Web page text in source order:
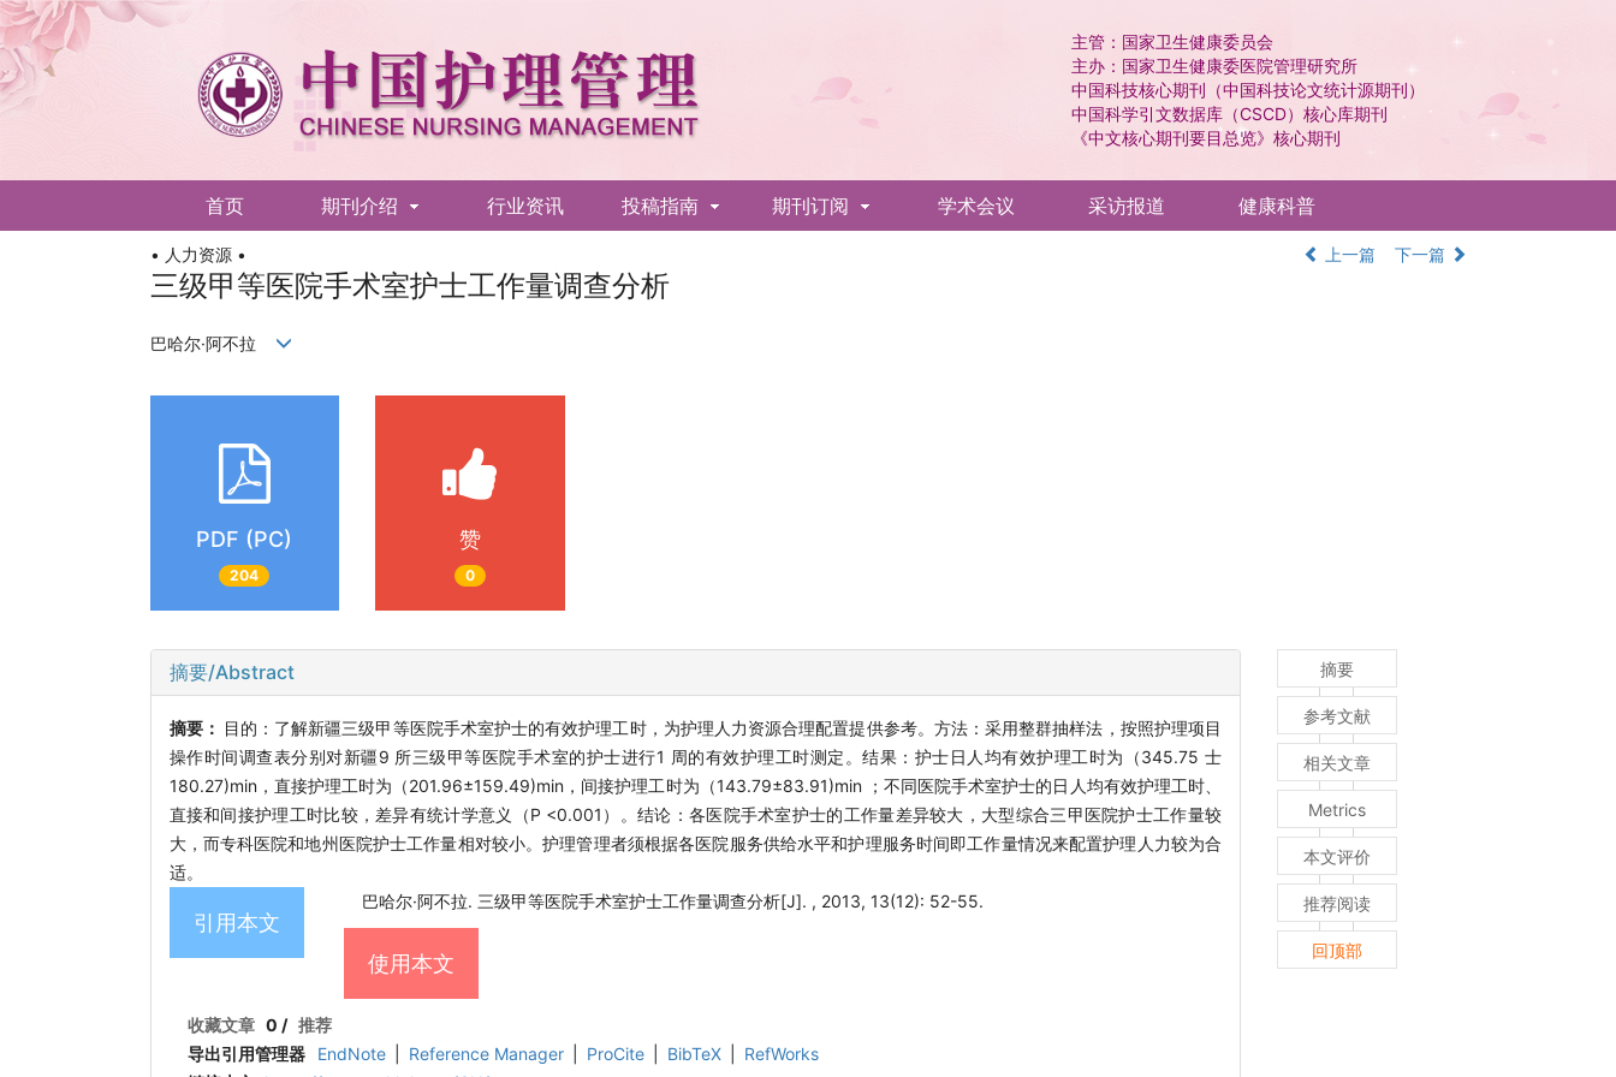
主管：国家卫生健康委员会
主办：国家卫生健康委医院管理研究所
中国科技核心期刊（中国科技论文统计源期刊）
中国科学引文数据库（CSCD）核心库期刊
《中文核心期刊要目总览》核心期刊
首页 期刊介绍 行业资讯 投稿指南 期刊订阅 学术会议 采访报道 健康科普
English
• 人力资源 • 上一篇 下一篇
三级甲等医院手术室护士工作量调查分析
巴哈尔·阿不拉
PDF (PC)
204
赞
0
摘要/Abstract
摘要： 目的：了解新疆三级甲等医院手术室护士的有效护理工时，为护理人力资源合理配置提供参考。方法：采用整群抽样法，按照护理项目
操作时间调查表分别对新疆9 所三级甲等医院手术室的护士进行1 周的有效护理工时测定。结果：护士日人均有效护理工时为（345.75 士
180.27)min，直接护理工时为（201.96±159.49)min，间接护理工时为（143.79±83.91)min ；不同医院手术室护士的日人均有效护理工时、
直接和间接护理工时比较，差异有统计学意义（P <0.001）。结论：各医院手术室护士的工作量差异较大，大型综合三甲医院护士工作量较
大，而专科医院和地州医院护士工作量相对较小。护理管理者须根据各医院服务供给水平和护理服务时间即工作量情况来配置护理人力较为合
适。
引用本文
巴哈尔·阿不拉. 三级甲等医院手术室护士工作量调查分析[J]. , 2013, 13(12): 52-55.
使用本文
收藏文章 0 /推荐
导出引用管理器
EndNote Reference Manager ProCite BibTeX
RefWorks
摘要
参考文献
相关文章
Metrics
本文评价
推荐阅读
回顶部